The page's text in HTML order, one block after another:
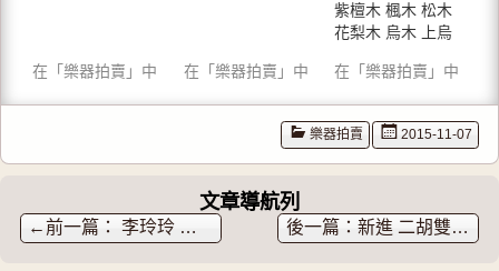
在「樂器拍賣」中 在「樂器拍賣」中
師傅 ※
完全手
工制※
二胡琴
碼組
紫檀木 楓木 松木
花梨木 烏木 上烏
在「樂器拍賣」中
樂器拍賣 2015-11-07
文章導航列
← 李玲玲 蝶夢 揚琴琴竹 新進 二胡雙背如意盒